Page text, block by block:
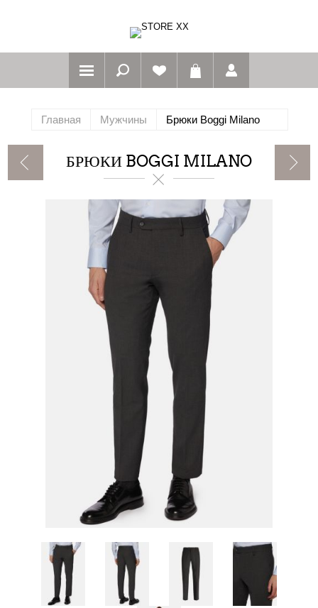
Главная Мужчины Брюки Boggi Milano
БРЮКИ BOGGI MILANO